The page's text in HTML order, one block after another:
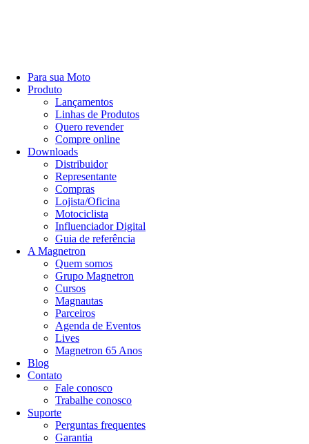
Para sua Moto
Produto
Lançamentos
Linhas de Produtos
Quero revender
Compre online
Downloads
Distribuidor
Representante
Compras
Lojista/Oficina
Motociclista
Influenciador Digital
Guia de referência
A Magnetron
Quem somos
Grupo Magnetron
Cursos
Magnautas
Parceiros
Agenda de Eventos
Lives
Magnetron 65 Anos
Blog
Contato
Fale conosco
Trabalhe conosco
Suporte
Perguntas frequentes
Garantia